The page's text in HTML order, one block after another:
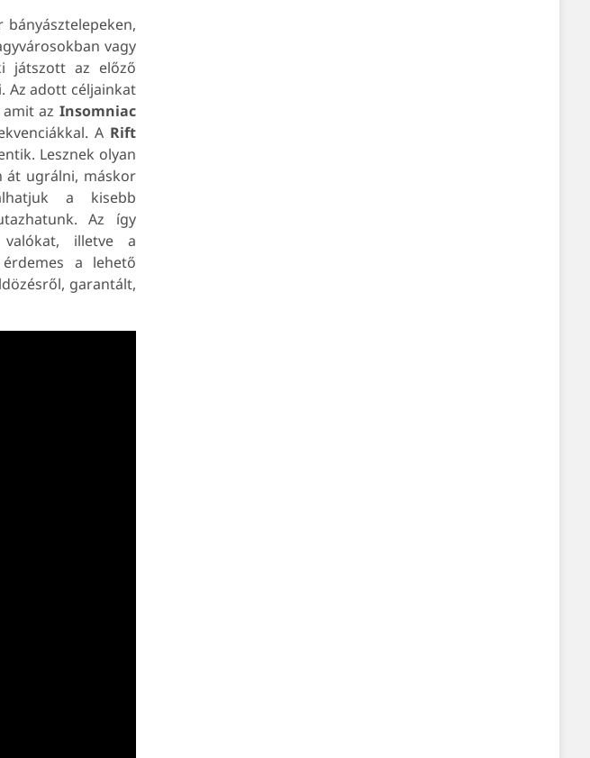
vagy
játszott az előző
Az adott céljainkat
az Insomniac
A Rift
Lesznek olyan
át ugrálni, máskor
a kisebb
Az így
illetve a
a lehető
garantált,